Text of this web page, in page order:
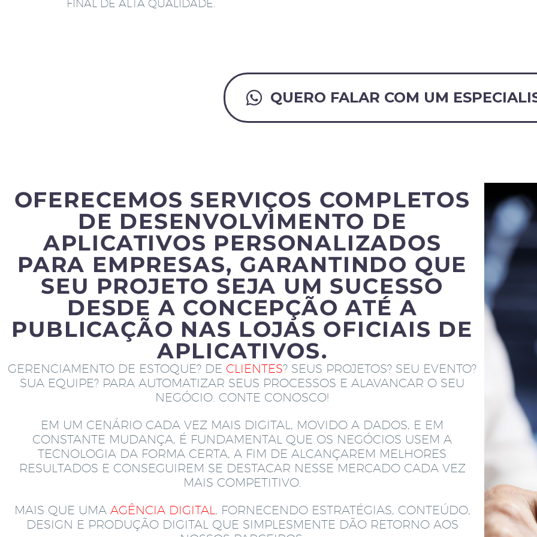
FINAL DE ALTA QUALIDADE.
QUERO FALAR COM UM
OFERECEMOS SERVIÇOS COMPLETOS
DE DESENVOLVIMENTO DE
APLICATIVOS PERSONALIZADOS
PARA EMPRESAS, GARANTINDO QUE
SEU PROJETO SEJA UM SUCESSO
DESDE A CONCEPÇÃO ATÉ A
PUBLICAÇÃO NAS LOJAS OFICIAIS DE
APLICATIVOS.
GERENCIAMENTO DE ESTOQUE? DE CLIENTES? SEUS PROJETOS? SEU EVENTO?
SUA EQUIPE? PARA AUTOMATIZAR SEUS PROCESSOS E ALAVANCAR O SEU
NEGÓCIO. CONTE CONOSCO!
EM UM CENÁRIO CADA VEZ MAIS DIGITAL, MOVIDO A DADOS, E EM
CONSTANTE MUDANÇA, É FUNDAMENTAL QUE OS NEGÓCIOS USEM A
TECNOLOGIA DA FORMA CERTA, A FIM DE ALCANÇAREM MELHORES
RESULTADOS E CONSEGUIREM SE DESTACAR NESSE MERCADO CADA VEZ
MAIS COMPETITIVO.
MAIS QUE UMA AGÊNCIA DIGITAL, FORNECENDO ESTRATÉGIAS, CONTEÚDO,
DESIGN E PRODUÇÃO DIGITAL QUE SIMPLESMENTE DÃO RETORNO AOS